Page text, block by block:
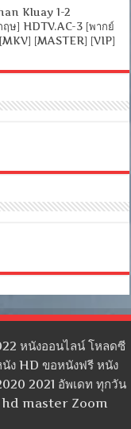
Kluay 1-2
ฤษ] HDTV.AC-3 [พากย์
[MASTER] [VIP]
หนังออนไลน์ โหลดซี
ง HD ขอหนังฟรี หนัง
2021 อัพเดท ทุกวัน
hd master Zoom